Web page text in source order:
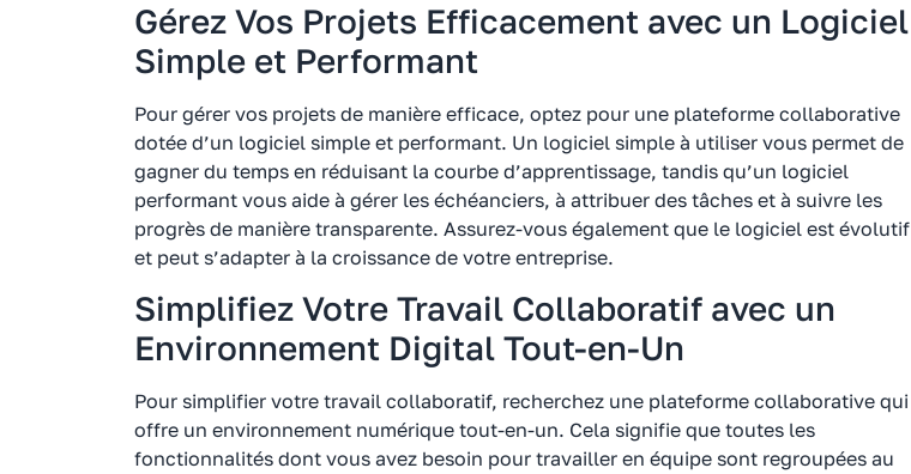
Gérez Vos Projets Efficacement avec un Logiciel
Simple et Performant
Pour gérer vos projets de manière efficace, optez pour une plateforme collaborative
dotée d’un logiciel simple et performant. Un logiciel simple à utiliser vous permet de
gagner du temps en réduisant la courbe d’apprentissage, tandis qu’un logiciel
performant vous aide à gérer les échéanciers, à attribuer des tâches et à suivre les
progrès de manière transparente. Assurez-vous également que le logiciel est évolutif
et peut s’adapter à la croissance de votre entreprise.
Simplifiez Votre Travail Collaboratif avec un
Environnement Digital Tout-en-Un
Pour simplifier votre travail collaboratif, recherchez une plateforme collaborative qui
offre un environnement numérique tout-en-un. Cela signifie que toutes les
fonctionnalités dont vous avez besoin pour travailler en équipe sont regroupées au